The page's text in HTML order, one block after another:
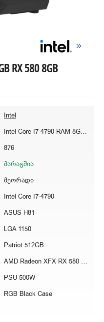
RX 580 8GB
Intel
Intel Core I7-4790 RAM 8GB RX 580 8GB
876
მარაგშია
მეორადი
Intel Core I7-4790
ASUS H81
LGA 1150
Patriot 512GB
AMD Radeon XFX RX 580 8GB
PSU 500W
RGB Black Case